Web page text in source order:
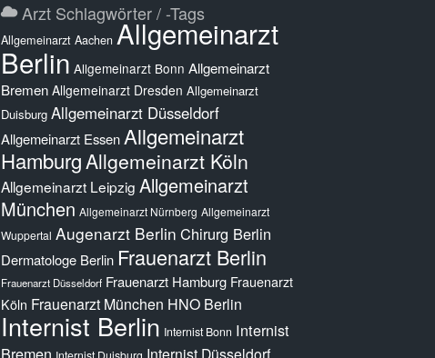
Arzt Schlagwörter / -Tags
Allgemeinarzt Aachen Allgemeinarzt
Berlin Allgemeinarzt Bonn Allgemeinarzt
Bremen Allgemeinarzt Dresden Allgemeinarzt
Duisburg Allgemeinarzt Düsseldorf
Allgemeinarzt Essen Allgemeinarzt
HamburgAllgemeinarzt Köln
Allgemeinarzt Leipzig Allgemeinarzt
München Allgemeinarzt Nürnberg Allgemeinarzt
Wuppertal Augenarzt Berlin Chirurg Berlin
Dermatologe Berlin Frauenarzt Berlin
Frauenarzt Düsseldorf Frauenarzt Hamburg Frauenarzt
Köln Frauenarzt München HNO Berlin
Internist Berlin Internist Bonn Internist
Bremen Internist Duisburg